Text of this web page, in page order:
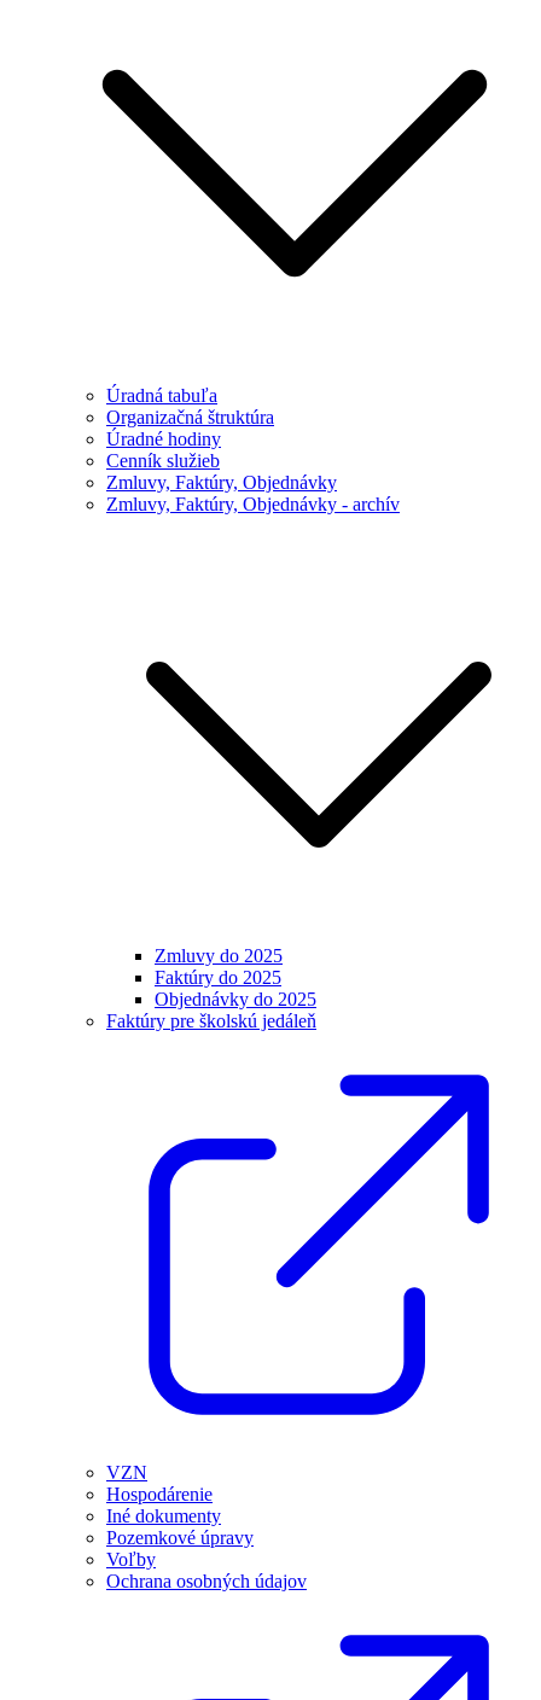
Úradná tabuľa
Organizačná štruktúra
Úradné hodiny
Cenník služieb
Zmluvy, Faktúry, Objednávky
Zmluvy, Faktúry, Objednávky - archív
Zmluvy do 2025
Faktúry do 2025
Objednávky do 2025
Faktúry pre školskú jedáleň
VZN
Hospodárenie
Iné dokumenty
Pozemkové úpravy
Voľby
Ochrana osobných údajov